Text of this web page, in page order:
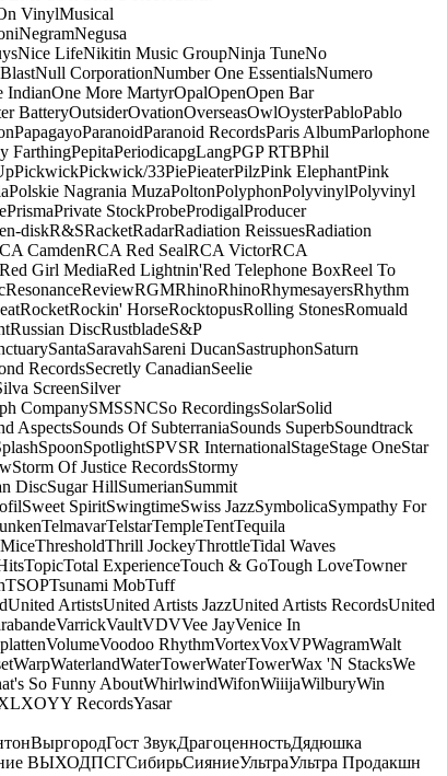
VinylMusical
NegramNegusa
Nice LifeNikitin Music GroupNinja TuneNo
Null CorporationNumber One EssentialsNumero
IndianOne More MartyrOpalOpenOpen Bar
BatteryOutsiderOvationOverseasOwlOysterPabloPablo
PapagayoParanoidParanoid RecordsParis AlbumParlophone
FarthingPepitaPeriodicapgLangPGP RTBPhil
PickwickPickwick/33PiePieaterPilzPink ElephantPink
Polskie Nagrania MuzaPoltonPolyphonPolyvinylPolyvinyl
PrismaPrivate StockProbeProdigalProducer
diskR&SRacketRadarRadiation ReissuesRadiation
CamdenRCA Red SealRCA VictorRCA
Red Girl MediaRed Lightnin'Red Telephone BoxReel To
ResonanceReviewRGMRhinoRhinoRhymesayersRhythm
RocketRockin' HorseRocktopusRolling StonesRomuald
Russian DiscRustbladeS&P
SantaSaravahSareni DucanSastruphonSaturn
RecordsSecretly CanadianSeelie
ScreenSilver
CompanySMSSNCSo RecordingsSolarSolid
AspectsSounds Of SubterraniaSounds SuperbSoundtrack
SpoonSpotlightSPVSR InternationalStageStage OneStar
Storm Of Justice RecordsStormy
DiscSugar HillSumerianSummit
Sweet SpiritSwingtimeSwiss JazzSymbolicaSympathy For
TelmavarTelstarTempleTentTequila
ThresholdThrill JockeyThrottleTidal Waves
TopicTotal ExperienceTouch & GoTough LoveTowner
TSOPTsunami MobTuff
United ArtistsUnited Artists JazzUnited Artists RecordsUnited
VarrickVaultVDVVee JayVenice In
VolumeVoodoo RhythmVortexVoxVPWagramWalt
WarpWaterlandWaterTowerWaterTowerWax 'N StacksWe
So Funny AboutWhirlwindWifonWiiijaWilburyWin
XOYY RecordsYasar
ВыргородГост ЗвукДрагоценностьДядюшка
ВЫХОДПСГСибирьСияниеУльтраУльтра Продакшн